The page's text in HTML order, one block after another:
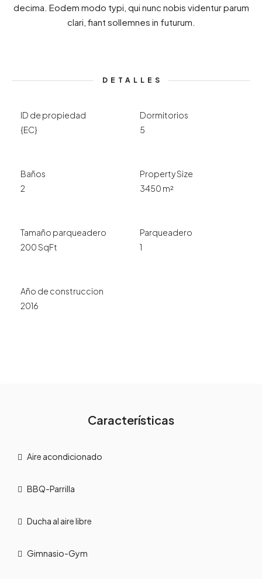
decima. Eodem modo typi, qui nunc nobis videntur parum
clari, fiant sollemnes in futurum.
DETALLES
ID de propiedad
{EC}
Dormitorios
5
Baños
2
Property Size
3450 m²
Tamaño parqueadero
200 SqFt
Parqueadero
1
Año de construccion
2016
Características
Aire acondicionado
BBQ-Parrilla
Ducha al aire libre
Gimnasio-Gym